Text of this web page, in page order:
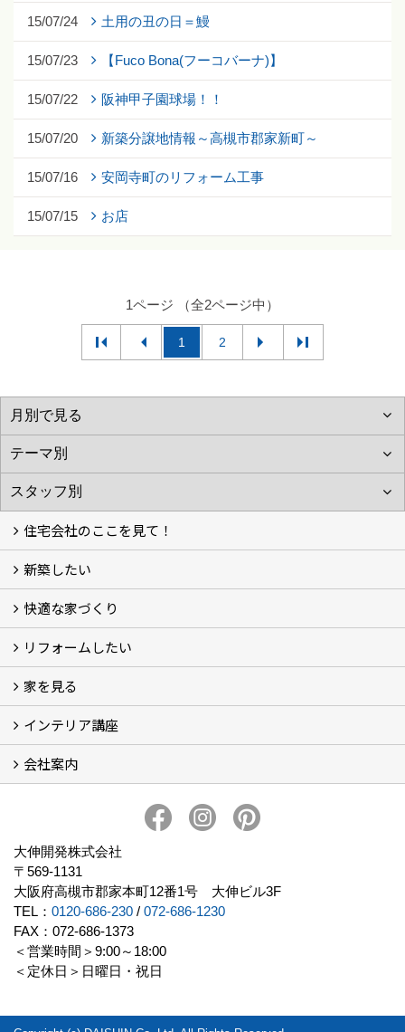
15/07/24 土用の丑の日＝鰻
15/07/23 【Fuco Bona(フーコバーナ)】
15/07/22 阪神甲子園球場！！
15/07/20 新築分譲地情報～高槻市郡家新町～
15/07/16 安岡寺町のリフォーム工事
15/07/15 お店
1ページ （全2ページ中）
1 2
住宅会社のここを見て！
家づくりをはじめる前に
施主をラクさせる会社とは？
理想の家を建てるには？
新築したい
こだわり
大伸の家づくり体制
地熱＆太陽光の家
家づくりスケジュール
アフター・保証体制
快適な家づくり
建替えたい
リフォームしたい
小さなリフォーム
大きなリフォーム
ビフォーアフター
家を見る
お客様の声
フォトギャラリー
ただいま建築中
施工実績
インテリア講座
イベント予告
イベント報告
会社案内
プライバシーポリシー
大伸開発株式会社
〒569-1131
大阪府高槻市郡家本町12番1号 大伸ビル3F
TEL： 0120-686-230 / 072-686-1230
FAX：072-686-1373
＜営業時間＞9:00～18:00
＜定休日＞日曜日・祝日